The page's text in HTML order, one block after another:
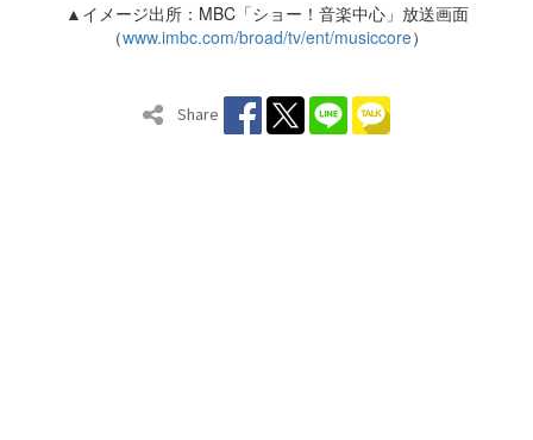
▲イメージ出所：MBC「ショー！音楽中心」放送画面
（www.imbc.com/broad/tv/ent/musiccore）
Share